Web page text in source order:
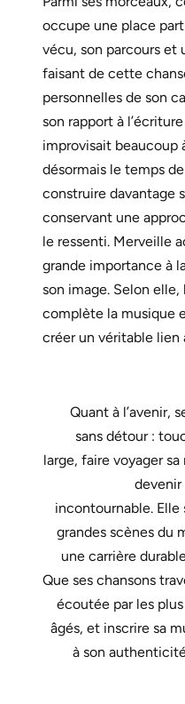
occupe une place
vécu, son parcours et
faisant de cette
personnelles de son
son rapport à
improvisait beaucoup
désormais le temps
construire davantage
conservant une
le ressenti. Merveille
grande importance à
son image. Selon
complète la musique
créer un véritable lien
Quant à l’avenir,
sans détour :
large, faire voyager
incontournable. Elle
grandes scènes du
une carrière
Que ses chansons
écoutée par les
âgés, et inscrire sa
à son